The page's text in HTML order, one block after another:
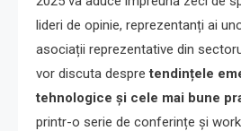
lideri de opinie, reprezentanți ai
asociații reprezentative din
vor discuta despretendințele
tehnologice și cele mai bune
printr-o serie de conferințe și